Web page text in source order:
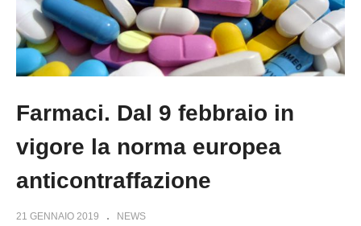
Farmaci. Dal 9 febbraio in
vigore la norma europea
anticontraffazione
21 GENNAIO 2019 NEWS